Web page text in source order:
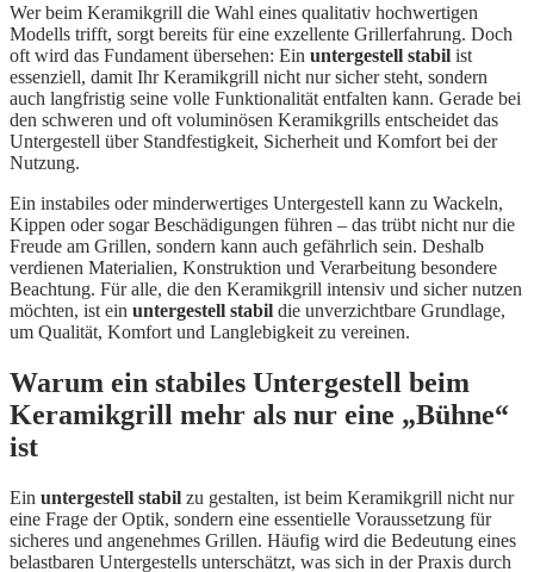
Wer beim Keramikgrill die Wahl eines qualitativ hochwertigen
Modells trifft, sorgt bereits für eine exzellente Grillerfahrung. Doch
oft wird das Fundament übersehen: Ein untergestell stabil ist
essenziell, damit Ihr Keramikgrill nicht nur sicher steht, sondern
auch langfristig seine volle Funktionalität entfalten kann. Gerade bei
den schweren und oft voluminösen Keramikgrills entscheidet das
Untergestell über Standfestigkeit, Sicherheit und Komfort bei der
Nutzung.
Ein instabiles oder minderwertiges Untergestell kann zu Wackeln,
Kippen oder sogar Beschädigungen führen – das trübt nicht nur die
Freude am Grillen, sondern kann auch gefährlich sein. Deshalb
verdienen Materialien, Konstruktion und Verarbeitung besondere
Beachtung. Für alle, die den Keramikgrill intensiv und sicher nutzen
möchten, ist ein untergestell stabil die unverzichtbare Grundlage,
um Qualität, Komfort und Langlebigkeit zu vereinen.
Warum ein stabiles Untergestell beim
Keramikgrill mehr als nur eine „Bühne“
ist
Ein untergestell stabil zu gestalten, ist beim Keramikgrill nicht nur
eine Frage der Optik, sondern eine essentielle Voraussetzung für
sicheres und angenehmes Grillen. Häufig wird die Bedeutung eines
belastbaren Untergestells unterschätzt, was sich in der Praxis durch